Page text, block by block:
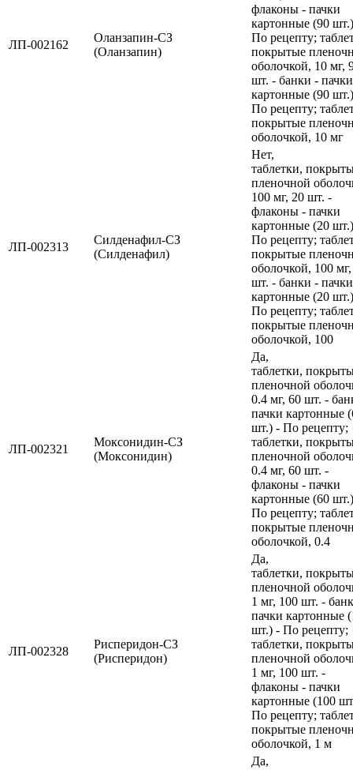
ЛП-002162
Оланзапин-СЗ
(Оланзапин)
флаконы - пачки
картонные (90
По рецепту;
покрытые
оболочкой, 10 мг,
шт. - банки - пачки
картонные (90
По рецепту;
покрытые
оболочкой, 10 мг
ЛП-002313
Силденафил-СЗ
(Силденафил)
Нет,
таблетки,
пленочной
100 мг, 20 шт. -
флаконы - пачки
картонные (20
По рецепту;
покрытые
оболочкой, 100
шт. - банки - пачки
картонные (20
По рецепту;
покрытые
оболочкой, 100
ЛП-002321
Моксонидин-СЗ
(Моксонидин)
Да,
таблетки,
пленочной
0.4 мг, 60 шт. -
пачки картонные
шт.) - По рецепту;
таблетки,
пленочной
0.4 мг, 60 шт. -
флаконы - пачки
картонные (60
По рецепту;
покрытые
оболочкой, 0.4
ЛП-002328
Рисперидон-СЗ
(Рисперидон)
Да,
таблетки,
пленочной
1 мг, 100 шт. -
пачки картонные
шт.) - По рецепту;
таблетки,
пленочной
1 мг, 100 шт. -
флаконы - пачки
картонные (100
По рецепту;
покрытые
оболочкой, 1 м
Да,